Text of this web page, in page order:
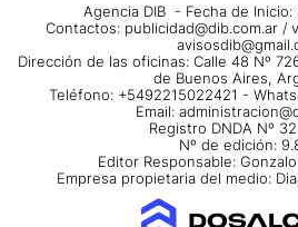
Agencia DIB - Fecha de
Contactos: publicidad@dib.com.ar /
Dirección de las oficinas: Calle 48 Nº
de Buenos Aires,
Teléfono: +5492215022421 -
Email:
Registro DNDA Nº
Nº de edición:
Editor Responsable:
Empresa propietaria del medio: